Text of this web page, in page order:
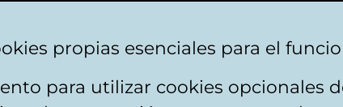
propias esenciales para el
para utilizar cookies opcionales